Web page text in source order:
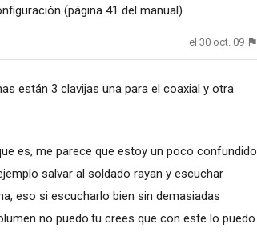
(página 41 del manual)
el 30 oct. 09
están 3 clavijas una para el coaxial y otra
es, me parece que estoy un poco confundido
salvar al soldado rayan y escuchar
eso si escucharlo bien sin demasiadas
no puedo.tu crees que con este lo puedo